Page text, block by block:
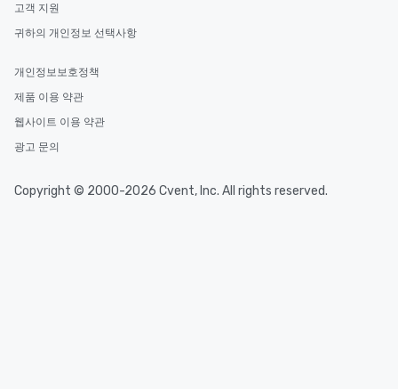
고객 지원
귀하의 개인정보 선택사항
개인정보보호정책
제품 이용 약관
웹사이트 이용 약관
광고 문의
Copyright © 2000-2026 Cvent, Inc. All rights reserved.